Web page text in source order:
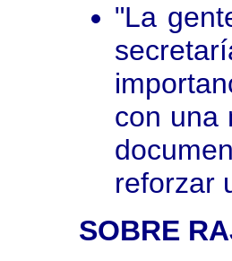
"La
con una
reforzar
SOBRE